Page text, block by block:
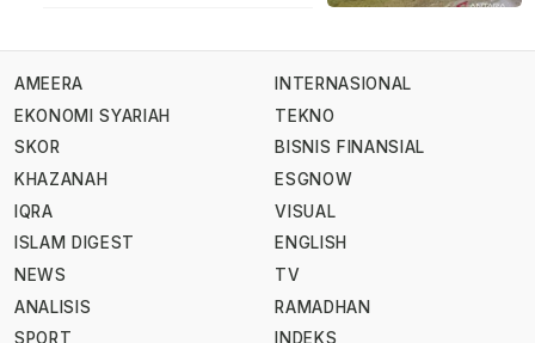
AMEERA
EKONOMI SYARIAH
SKOR
KHAZANAH
IQRA
ISLAM DIGEST
NEWS
ANALISIS
SPORT
INTERNASIONAL
TEKNO
BISNIS FINANSIAL
ESGNOW
VISUAL
ENGLISH
TV
RAMADHAN
INDEKS